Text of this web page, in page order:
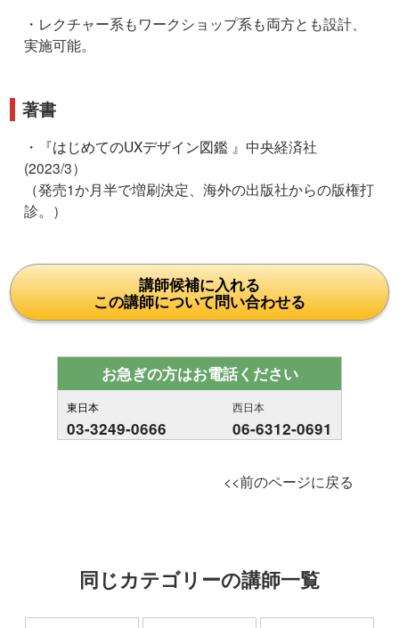
・レクチャー系もワークショップ系も両方とも設計、
実施可能。
著書
・『はじめてのUXデザイン図鑑 』中央経済社
(2023/3）
（発売1か月半で増刷決定、海外の出版社からの版権打
診。）
講師候補に入れる
この講師について問い合わせる
お急ぎの方はお電話ください
東日本
03-3249-0666
西日本
06-6312-0691
<<前のページに戻る
同じカテゴリーの講師一覧